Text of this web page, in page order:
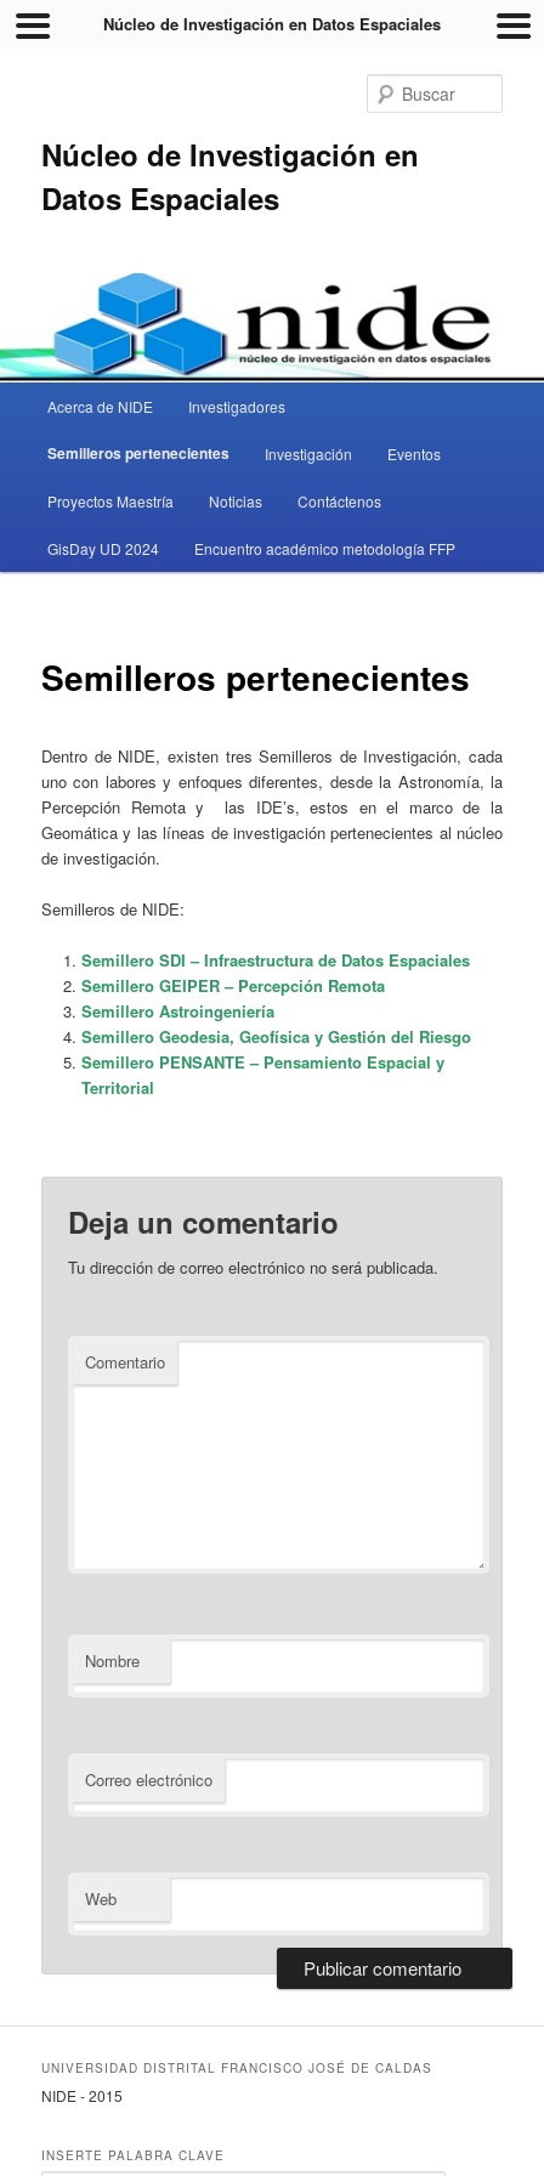
Núcleo de Investigación en
Datos Espaciales
Ir al contenido principal
Ir al contenido secundario
Acerca de NIDE Investigadores
Semilleros pertenecientes Investigación Eventos
Proyectos Maestría Noticias Contáctenos
GisDay UD 2024 Encuentro académico metodología FFP
Semilleros pertenecientes
Dentro de NIDE, existen tres Semilleros de Investigación, cada
uno con labores y enfoques diferentes, desde la Astronomía, la
Percepción Remota y las IDE’s, estos en el marco de la
Geomática y las líneas de investigación pertenecientes al núcleo
de investigación.
Semilleros de NIDE:
Semillero SDI – Infraestructura de Datos Espaciales
Semillero GEIPER – Percepción Remota
Semillero Astroingeniería
Semillero Geodesia, Geofísica y Gestión del Riesgo
Semillero PENSANTE – Pensamiento Espacial y
Territorial
Deja un comentario
Tu dirección de correo electrónico no será publicada.
Comentario
Nombre
Correo electrónico
Web
UNIVERSIDAD DISTRITAL FRANCISCO JOSÉ DE CALDAS
NIDE - 2015
INSERTE PALABRA CLAVE
Núcleo de Investigación en Datos Espaciales